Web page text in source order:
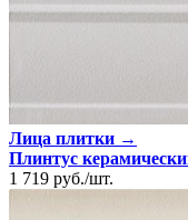
Лица плитки →
Плинтус
1 719 руб./шт.